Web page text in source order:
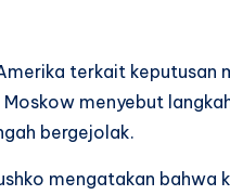
terkait keputusan
menyebut
bergejolak.
mengatakan bahwa